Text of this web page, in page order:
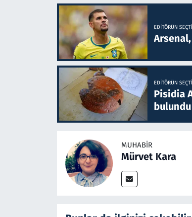
EDITÖRÜN
EDITÖRÜN
Pisidia
bulundu
MUHABIR
Mürvet Kara